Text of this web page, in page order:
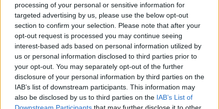
processing of your personal or sensitive information for
targeted advertising by us, please use the below opt-out
section to confirm your selection. Please note that after your
opt-out request is processed you may continue seeing
interest-based ads based on personal information utilized by
us or personal information disclosed to third parties prior to
your opt-out. You may separately opt-out of the further
disclosure of your personal information by third parties on the
IAB’s list of downstream participants. This information may
also be disclosed by us to third parties on the IAB’s List of
Már magasabb szinten is nyomoznak Szijjártó
büntetőügyében, vesztegetés miatt 3 év letöltendőt kaphat és
ez csak az egyik botrány
Szolnokon egy kulcsfontosságú körforgalmat részlegesen
lezárnak a napokban, a közlekedés az átlagost is meghaladó
mértékben lebénul
Elromlott a biztosítóberendezés a ceglédi vasútvonalon,